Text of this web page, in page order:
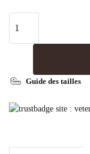
Guide des tailles